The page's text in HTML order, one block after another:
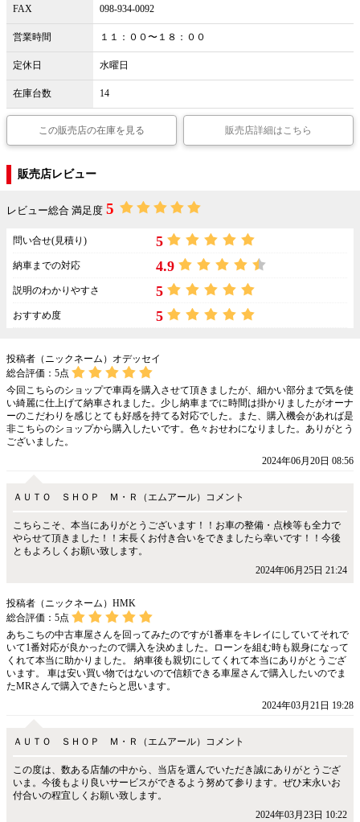
FAX 098-934-0092
営業時間 １１：００〜１８：００
定休日 水曜日
在庫台数 14
この販売店の在庫を見る 販売店詳細はこちら
販売店レビュー
レビュー総合 満足度 5
問い合せ(見積り) 5
納車までの対応 4.9
説明のわかりやすさ 5
おすすめ度 5
投稿者（ニックネーム）オデッセイ
総合評価： 5点
今回こちらのショップで車両を購入させて頂きましたが、細かい部分まで気を使
い綺麗に仕上げて納車されました。少し納車までに時間は掛かりましたがオーナ
ーのこだわりを感じとても好感を持てる対応でした。また、購入機会があれば是
非こちらのショップから購入したいです。色々おせわになりました。ありがとう
ございました。
2024年06月20日 08:56
ＡＵＴＯ ＳＨＯＰ Ｍ・Ｒ（エムアール）コメント
こちらこそ、本当にありがとうございます！！お車の整備・点検等も全力で
やらせて頂きました！！末長くお付き合いをできましたら幸いです！！今後
ともよろしくお願い致します。
2024年06月25日 21:24
投稿者（ニックネーム）HMK
総合評価： 5点
あちこちの中古車屋さんを回ってみたのですが1番車をキレイにしていてそれで
いて1番対応が良かったので購入を決めました。ローンを組む時も親身になって
くれて本当に助かりました。 納車後も親切にしてくれて本当にありがとうござ
います。 車は安い買い物ではないので信頼できる車屋さんで購入したいのでま
たMRさんで購入できたらと思います。
2024年03月21日 19:28
ＡＵＴＯ ＳＨＯＰ Ｍ・Ｒ（エムアール）コメント
この度は、数ある店舗の中から、当店を選んでいただき誠にありがとうござ
いま。今後もより良いサービスができるよう努めて参ります。ぜひ末永いお
付合いの程宜しくお願い致します。
2024年03月23日 10:22